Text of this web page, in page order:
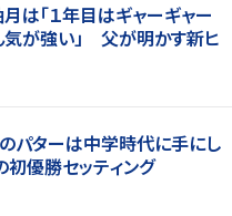
月は「１年目はギャーギャー
気が強い」 父が明かす新ヒ
パターは中学時代に手にし
優勝セッティング